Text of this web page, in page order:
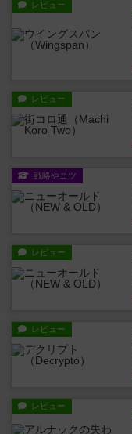
レビュー
レビュー
戦略やコツ
レビュー
レビュー
レビュー